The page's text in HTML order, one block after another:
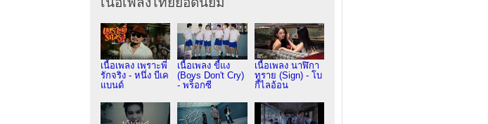
เนื้อเพลง เพราะพี่
รักจริง - หนึ่ง บีเค
แบนด์
เนื้อเพลง ขี้แง
(Boys Don't Cry)
- พร็อกซี
เนื้อเพลง นาฬิกา
ทราย (Sign) - โบ
กี้ไลอ้อน